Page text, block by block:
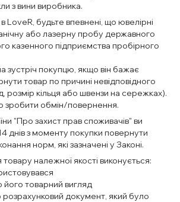
з вини виробника.
LoveR, будьте впевнені, що ювелірні
або лазерну пробу державного
казенного підприємства пробірного
зустріч покупцю, якщо він бажає
товар по причині невідповідного
розмір кільця або швензи на сережках).
зробити обмін/повернення.
"Про захист прав споживачів" ви
днів з моменту покупки повернути
норм, які зазначені у Законі.
належної якості виконується:
товарний вигляд
документ, який було